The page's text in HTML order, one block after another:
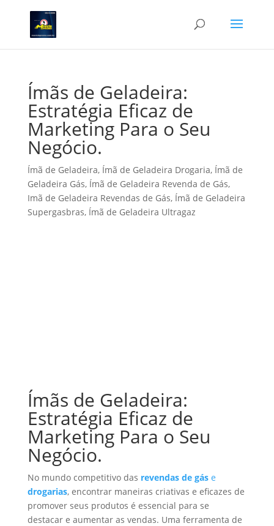
Ímãs de Geladeira:
Estratégia Eficaz de
Marketing Para o Seu
Negócio.
Ímã de Geladeira, Ímã de Geladeira Drogaria, Ímã de
Geladeira Gás, Ímã de Geladeira Revenda de Gás,
Imã de Geladeira Revendas de Gás, Ímã de Geladeira
Supergasbras, Ímã de Geladeira Ultragaz
Ímãs de Geladeira:
Estratégia Eficaz de
Marketing Para o Seu
Negócio.
No mundo competitivo das revendas de gáse
drogarias, encontrar maneiras criativas e eficazes de
promover seus produtos é essencial para se
destacar e aumentar as vendas. Uma ferramenta de